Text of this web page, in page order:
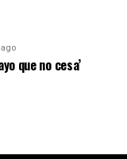
que no cesa’